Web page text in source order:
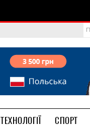
ТЕХНОЛОГІЇ СПОРТ